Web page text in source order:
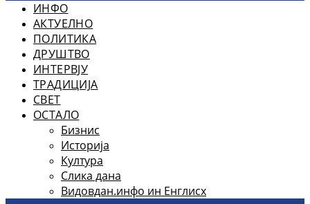
ИНФО
АКТУЕЛНО
ПОЛИТИКА
ДРУШТВО
ИНТЕРВЈУ
ТРАДИЦИЈА
СВЕТ
ОСТАЛО
Бизнис
Историја
Култура
Слика дана
Видовдан.инфо ин Енглисх